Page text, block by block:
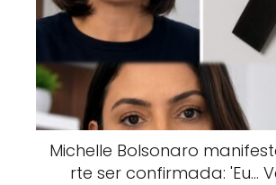
Michelle Bolsonaro
rte ser confirmada: 'Eu…